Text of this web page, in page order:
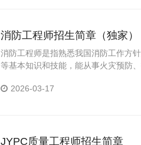
消防工程师招生简章（独家）
消防工程师是指熟悉我国消防工作方
等基本知识和技能，能从事火灾预防
2026-03-17
JYPC质量工程师招生简章